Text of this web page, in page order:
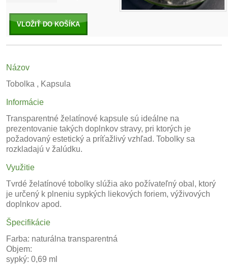
VLOŽIŤ DO KOŠÍKA
Názov
Tobolka , Kapsula
Informácie
Transparentné želatínové kapsule sú ideálne na
prezentovanie takých doplnkov stravy, pri ktorých je
požadovaný estetický a príťažlivý vzhľad. Tobolky sa
rozkladajú v žalúdku.
Využitie
Tvrdé želatínové tobolky slúžia ako požívateľný obal, ktorý
je určený k plneniu sypkých liekových foriem, výživových
doplnkov apod.
Špecifikácie
Farba: naturálna transparentná
Objem:
sypký: 0,69 ml